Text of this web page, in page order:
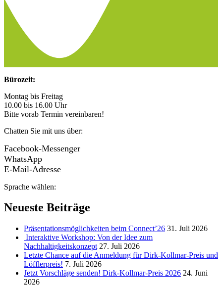
Bürozeit:
Montag bis Freitag
10.00 bis 16.00 Uhr
Bitte vorab Termin vereinbaren!
Chatten Sie mit uns über:
Facebook-Messenger
WhatsApp
E-Mail-Adresse
Sprache wählen:
Neueste Beiträge
Präsentationsmöglichkeiten beim Connect’26 31. Juli 2026
Interaktive Workshop: Von der Idee zum
Nachhaltigkeitskonzept 27. Juli 2026
Letzte Chance auf die Anmeldung für Dirk-Kollmar-Preis und
Löfflerpreis! 7. Juli 2026
Jetzt Vorschläge senden! Dirk-Kollmar-Preis 2026 24. Juni
2026